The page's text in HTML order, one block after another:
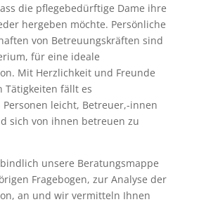
die pflegebedürftige Dame ihre
hergeben möchte. Persönliche
von Betreuungskräften sind
für eine ideale
Mit Herzlichkeit und Freunde
Tätigkeiten fällt es
leicht, Betreuer,-innen
sich von ihnen betreuen zu
unsere Beratungsmappe
Fragebogen, zur Analyse der
an und wir vermitteln Ihnen